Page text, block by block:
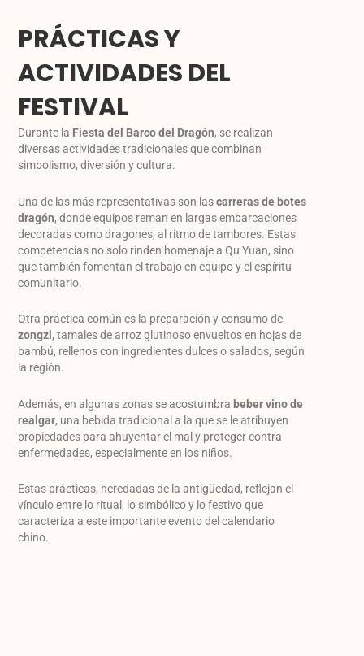
PRÁCTICAS Y
ACTIVIDADES DEL
FESTIVAL
Durante la Fiesta del Barco del Dragón, se realizan
diversas actividades tradicionales que combinan
simbolismo, diversión y cultura.
Una de las más representativas son lascarreras de botes
dragón, donde equipos reman en largas embarcaciones
decoradas como dragones, al ritmo de tambores. Estas
competencias no solo rinden homenaje a Qu Yuan, sino
que también fomentan el trabajo en equipo y el espíritu
comunitario.
Otra práctica común es la preparación y consumo de
zongzi, tamales de arroz glutinoso envueltos en hojas de
bambú, rellenos con ingredientes dulces o salados, según
la región.
Además, en algunas zonas se acostumbra beber vino de
realgar, una bebida tradicional a la que se le atribuyen
propiedades para ahuyentar el mal y proteger contra
enfermedades, especialmente en los niños.
Estas prácticas, heredadas de la antigüedad, reflejan el
vínculo entre lo ritual, lo simbólico y lo festivo que
caracteriza a este importante evento del calendario
chino.